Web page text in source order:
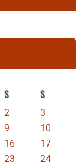
S S
2
3
9
10
16
17
23
24